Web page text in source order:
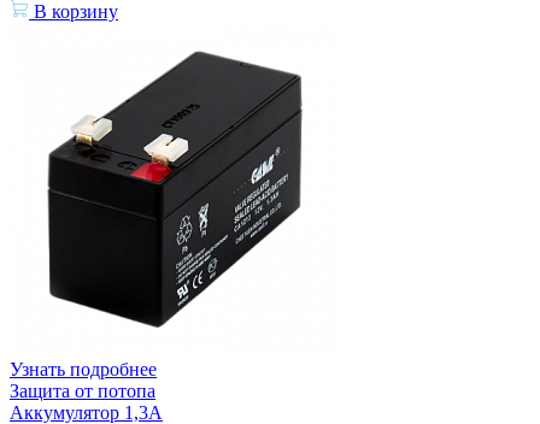
В корзину
Узнать подробнее
Защита от потопа
Аккумулятор 1,3А